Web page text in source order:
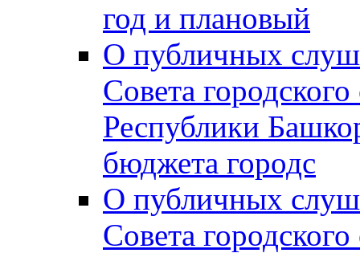
год и плановый
О публичных
Совета
Республики
бюджета городс
О публичных
Совета